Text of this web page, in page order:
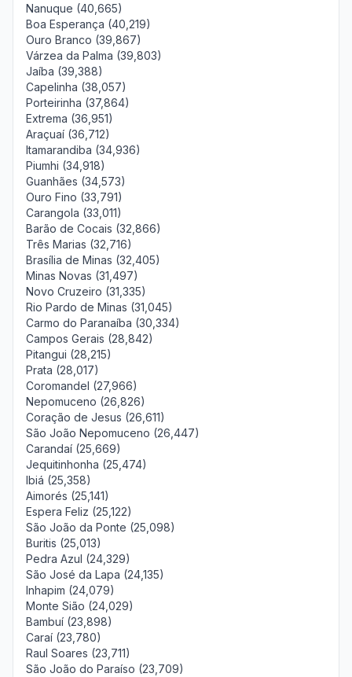
Nanuque (40,665)
Boa Esperança (40,219)
Ouro Branco (39,867)
Várzea da Palma (39,803)
Jaíba (39,388)
Capelinha (38,057)
Porteirinha (37,864)
Extrema (36,951)
Araçuaí (36,712)
Itamarandiba (34,936)
Piumhi (34,918)
Guanhães (34,573)
Ouro Fino (33,791)
Carangola (33,011)
Barão de Cocais (32,866)
Três Marias (32,716)
Brasília de Minas (32,405)
Minas Novas (31,497)
Novo Cruzeiro (31,335)
Rio Pardo de Minas (31,045)
Carmo do Paranaíba (30,334)
Campos Gerais (28,842)
Pitangui (28,215)
Prata (28,017)
Coromandel (27,966)
Nepomuceno (26,826)
Coração de Jesus (26,611)
São João Nepomuceno (26,447)
Carandaí (25,669)
Jequitinhonha (25,474)
Ibiá (25,358)
Aimorés (25,141)
Espera Feliz (25,122)
São João da Ponte (25,098)
Buritis (25,013)
Pedra Azul (24,329)
São José da Lapa (24,135)
Inhapim (24,079)
Monte Sião (24,029)
Bambuí (23,898)
Caraí (23,780)
Raul Soares (23,711)
São João do Paraíso (23,709)